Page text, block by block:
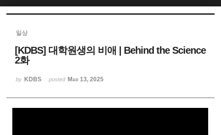
일상
[KDBS] 대학원생의 비애 | Behind the Science
2화
by KDBS posted Mar 13, 2025
Sketchbook5, 스케치북5
Sketchbook5, 스케치북5